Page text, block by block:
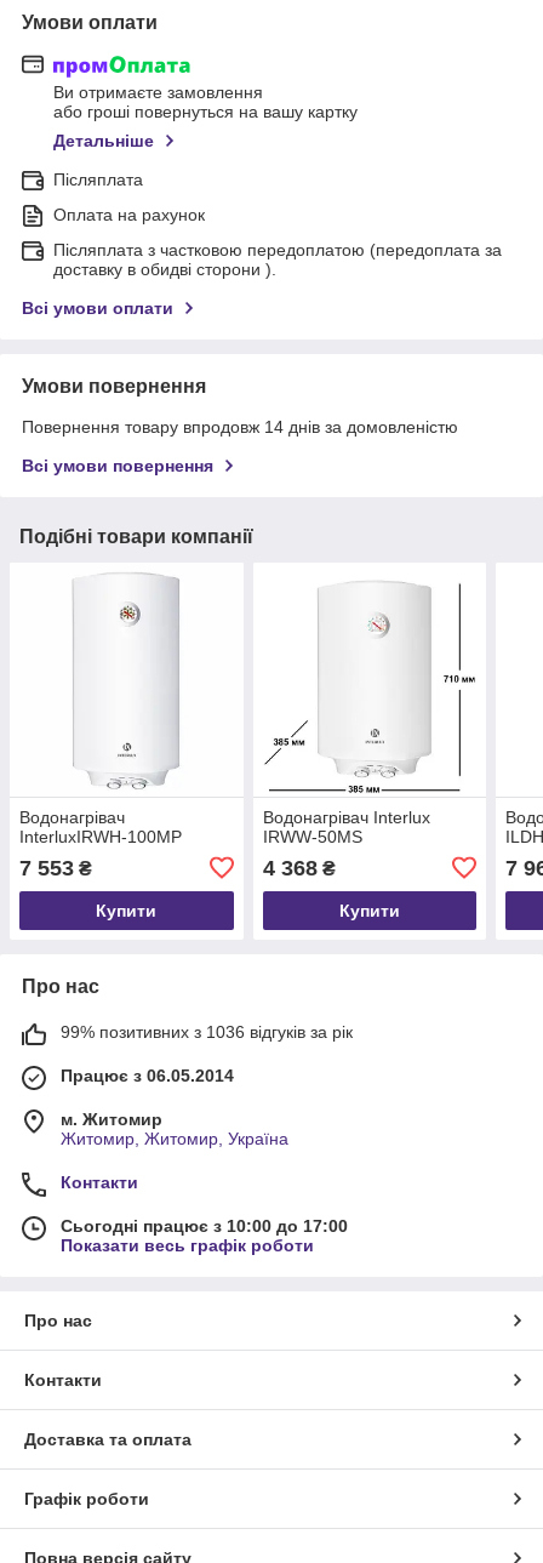
Умови оплати
Ви отримаєте замовлення
або гроші повернуться на вашу картку
Детальніше
Післяплата
Оплата на рахунок
Післяплата з частковою передоплатою (передоплата за
доставку в обидві сторони ).
Всі умови оплати
Умови повернення
Повернення товару впродовж 14 днів за домовленістю
Всі умови повернення
Подібні товари компанії
Водонагрівач
InterluxIRWH-100MP
7 553 ₴
Купити
Водонагрівач Interlux
IRWW-50MS
4 368₴
Купити
7
Про нас
99% позитивних з 1036 відгуків за рік
Працює з 06.05.2014
м. Житомир
Житомир, Житомир, Україна
Контакти
Сьогодні працює з 10:00 до 17:00
Показати весь графік роботи
Про нас
Контакти
Доставка та оплата
Графік роботи
Повна версія сайту